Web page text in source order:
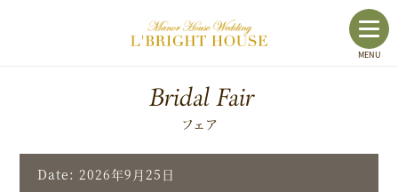
Bridal Fair
フェア
Date: 2026年9月25日
MENU